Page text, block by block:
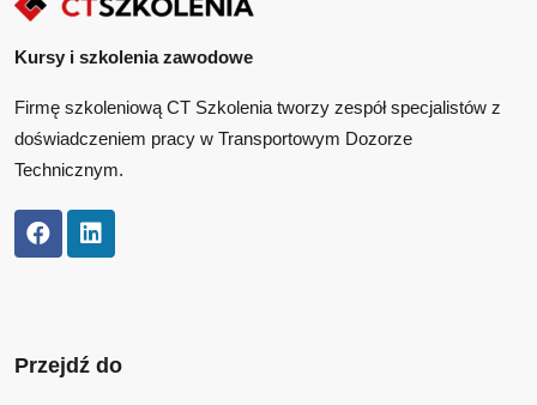
Kursy i szkolenia zawodowe
Firmę szkoleniową CT Szkolenia tworzy zespół specjalistów z
doświadczeniem pracy w Transportowym Dozorze
Technicznym.
Przejdź do